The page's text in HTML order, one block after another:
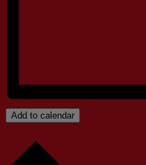
Add to calendar